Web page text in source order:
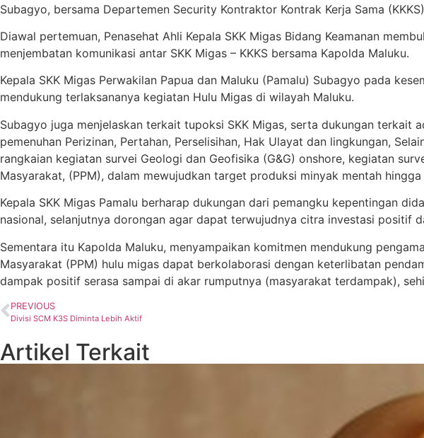
Subagyo, bersama Departemen Security Kontraktor Kontrak Kerja Sama
Diawal pertemuan, Penasehat Ahli Kepala SKK Migas Bidang Keamanan
menjembatan komunikasi antar SKK Migas – KKKS bersama Kapolda Maluku.
Kepala SKK Migas Perwakilan Papua dan Maluku (Pamalu) Subagyo pada
mendukung terlaksananya kegiatan Hulu Migas di wilayah Maluku.
Subagyo juga menjelaskan terkait tupoksi SKK Migas, serta dukungan terkait
pemenuhan Perizinan, Pertahan, Perselisihan, Hak Ulayat dan lingkungan,
rangkaian kegiatan survei Geologi dan Geofisika (G&G) onshore, kegiatan
Masyarakat, (PPM), dalam mewujudkan target produksi minyak mentah
Kepala SKK Migas Pamalu berharap dukungan dari pemangku kepentingan
nasional, selanjutnya dorongan agar dapat terwujudnya citra investasi positif
Sementara itu Kapolda Maluku, menyampaikan komitmen mendukung
Masyarakat (PPM) hulu migas dapat berkolaborasi dengan keterlibatan
dampak positif serasa sampai di akar rumputnya (masyarakat terdampak),
PREVIOUS
Divisi SCM K3S Diminta Lebih Aktif
Artikel Terkait